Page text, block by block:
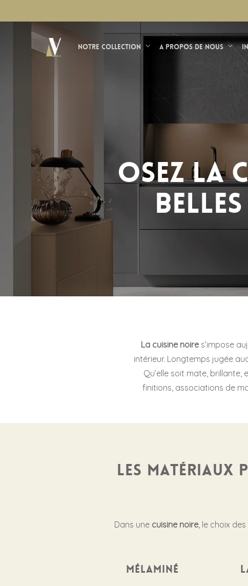
to
Notre Collection A propos de nous
Osez la
La cuisine noires’impose
intérieur. Longtemps jugée
Qu’elle soit mate, brillante,
finitions, associations de
Les matériaux
Dans une cuisine noire, le choix
Mélaminé